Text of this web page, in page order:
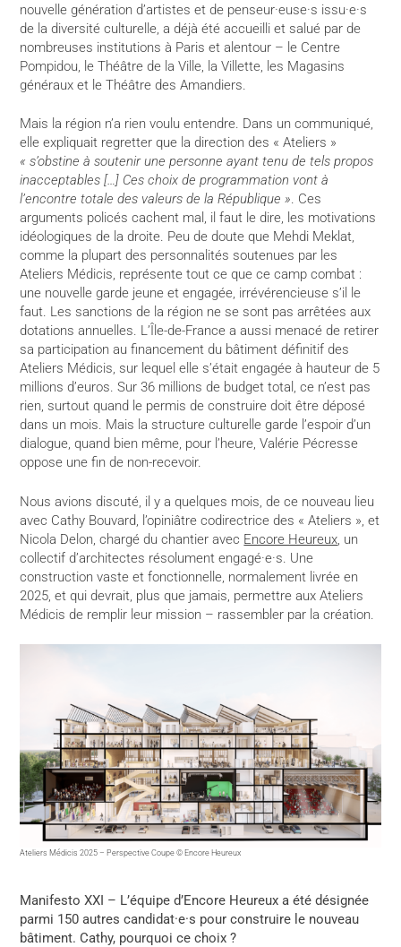
nouvelle génération d’artistes et de penseur·euse·s issu·e·s
de la diversité culturelle, a déjà été accueilli et salué par de
nombreuses institutions à Paris et alentour – le Centre
Pompidou, le Théâtre de la Ville, la Villette, les Magasins
généraux et le Théâtre des Amandiers.
Mais la région n’a rien voulu entendre. Dans un communiqué,
elle expliquait regretter que la direction des « Ateliers »
« s’obstine à soutenir une personne ayant tenu de tels propos
inacceptables […] Ces choix de programmation vont à
l’encontre totale des valeurs de la République ». Ces
arguments policés cachent mal, il faut le dire, les motivations
idéologiques de la droite. Peu de doute que Mehdi Meklat,
comme la plupart des personnalités soutenues par les
Ateliers Médicis, représente tout ce que ce camp combat :
une nouvelle garde jeune et engagée, irrévérencieuse s’il le
faut. Les sanctions de la région ne se sont pas arrêtées aux
dotations annuelles. L’Île-de-France a aussi menacé de retirer
sa participation au financement du bâtiment définitif des
Ateliers Médicis, sur lequel elle s’était engagée à hauteur de 5
millions d’euros. Sur 36 millions de budget total, ce n’est pas
rien, surtout quand le permis de construire doit être déposé
dans un mois. Mais la structure culturelle garde l’espoir d’un
dialogue, quand bien même, pour l’heure, Valérie Pécresse
oppose une fin de non-recevoir.
Nous avions discuté, il y a quelques mois, de ce nouveau lieu
avec Cathy Bouvard, l’opiniâtre codirectrice des « Ateliers », et
Nicola Delon, chargé du chantier avec Encore Heureux, un
collectif d’architectes résolument engagé·e·s. Une
construction vaste et fonctionnelle, normalement livrée en
2025, et qui devrait, plus que jamais, permettre aux Ateliers
Médicis de remplir leur mission – rassembler par la création.
Ateliers Médicis 2025 – Perspective Coupe © Encore Heureux
Manifesto XXI – L’équipe d’Encore Heureux a été désignée
parmi 150 autres candidat·e·s pour construire le nouveau
bâtiment. Cathy, pourquoi ce choix ?